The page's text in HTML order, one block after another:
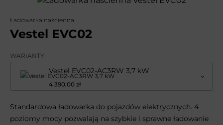
Ładowarka naścienna
Vestel EVC02
WARIANTY
Vestel EVC02-AC3RW 3,7 kW
4 390,00 zł
Standardowa ładowarka do pojazdów elektrycznych. 4
poziomy mocy pozwalają na szybkie i sprawne ładowanie